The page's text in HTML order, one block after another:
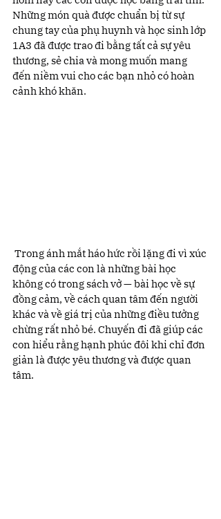
Những món quà được chuẩn bị từ sự
chung tay của phụ huynh và học sinh lớp
1A3 đã được trao đi bằng tất cả sự yêu
thương, sẻ chia và mong muốn mang
đến niềm vui cho các bạn nhỏ có hoàn
cảnh khó khăn.
Trong ánh mắt háo hức rồi lặng đi vì xúc
động của các con là những bài học
không có trong sách vở — bài học về sự
đồng cảm, về cách quan tâm đến người
khác và về giá trị của những điều tưởng
chừng rất nhỏ bé. Chuyến đi đã giúp các
con hiểu rằng hạnh phúc đôi khi chỉ đơn
giản là được yêu thương và được quan
tâm.